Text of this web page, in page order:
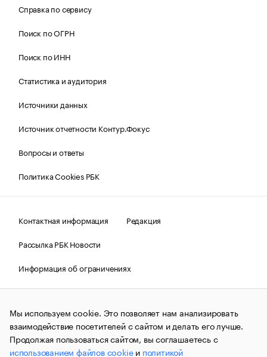
Справка по сервису
Поиск по ОГРН
Поиск по ИНН
Статистика и аудитория
Источники данных
Источник отчетности Контур.Фокус
Вопросы и ответы
Политика Cookies РБК
Контактная информация
Редакция
Рассылка РБК Новости
Информация об ограничениях
Правовая информация
О соблюдении авторских прав
© АО «РОСБИЗНЕСКОНСАЛТИНГ»,1995–2026.Сообщения
и материалы информационного агентства «РБК»
(зарегистрировано Федеральной службой по надзору в сфере
связи, информационных технологий и массовых
коммуникаций (Роскомнадзор) 09.12.2015 за номером ИА
Мы используем cookie. Это позволяет нам анализировать
взаимодействие посетителей с сайтом и делать его лучше.
Продолжая пользоваться сайтом, вы соглашаетесь с
использованием файлов cookieи политикой